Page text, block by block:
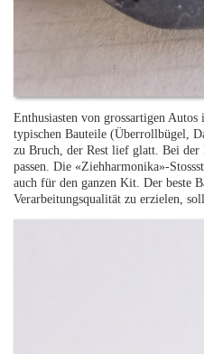
Enthusiasten von grossartigen
typischen Bauteile (Überrollbügel,
zu Bruch, der Rest lief glatt. Bei der
passen. Die «Ziehharmonika»-
auch für den ganzen Kit. Der beste
Verarbeitungsqualität zu erzielen,